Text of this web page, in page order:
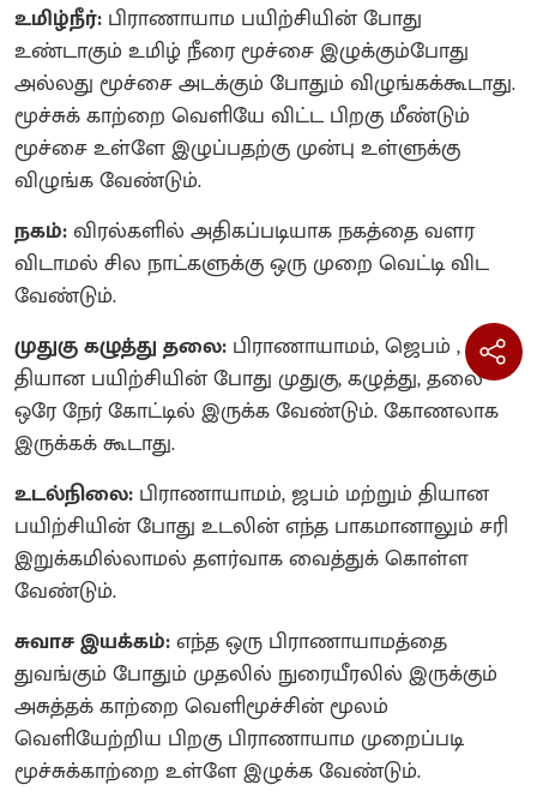
உமிழ்நீர்: பிராணாயாம பயிற்சியின் போது
உண்டாகும் உமிழ் நீரை மூச்சை இழுக்கும்போது
அல்லது மூச்சை அடக்கும் போதும் விழுங்கக்கூடாது.
மூச்சுக் காற்றை வெளியே விட்ட பிறகு மீண்டும்
மூச்சை உள்ளே இழுப்பதற்கு முன்பு உள்ளுக்கு
விழுங்க வேண்டும்.
நகம்:விரல்களில் அதிகப்படியாக நகத்தை வளர
விடாமல் சில நாட்களுக்கு ஒரு முறை வெட்டி விட
வேண்டும்.
முதுகு கழுத்து தலை: பிராணாயாமம், ஜெபம் ,
தியான பயிற்சியின் போது முதுகு, கழுத்து, தலை
ஒரே நேர் கோட்டில் இருக்க வேண்டும். கோணலாக
இருக்கக் கூடாது.
உடல்நிலை: பிராணாயாமம், ஜபம் மற்றும் தியான
பயிற்சியின் போது உடலின் எந்த பாகமானாலும் சரி
இறுக்கமில்லாமல் தளர்வாக வைத்துக் கொள்ள
வேண்டும்.
சுவாச இயக்கம்:எந்த ஒரு பிராணாயாமத்தை
துவங்கும் போதும் முதலில் நுரையீரலில் இருக்கும்
அசுத்தக் காற்றை வெளிமூச்சின் மூலம்
வெளியேற்றிய பிறகு பிராணாயாம முறைப்படி
மூச்சுக்காற்றை உள்ளே இழுக்க வேண்டும்.